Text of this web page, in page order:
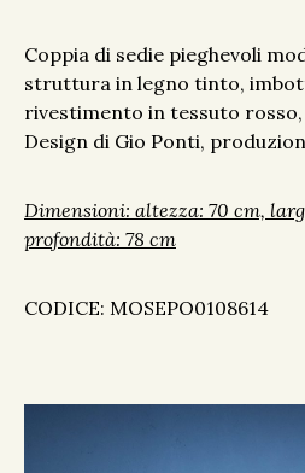
Coppia di sedie pieghevoli
struttura in legno tinto,
rivestimento in tessuto rosso,
Design di Gio Ponti,
Dimensioni: altezza: 70 cm,
profondità: 78 cm
CODICE: MOSEPO0108614